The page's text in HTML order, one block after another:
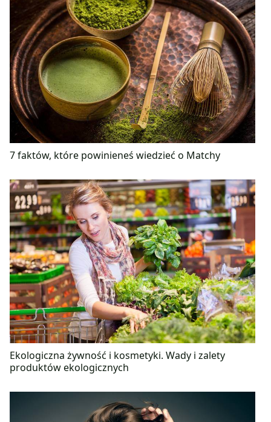
7 faktów, które powinieneś wiedzieć o Matchy
Ekologiczna żywność i kosmetyki. Wady i zalety
produktów ekologicznych